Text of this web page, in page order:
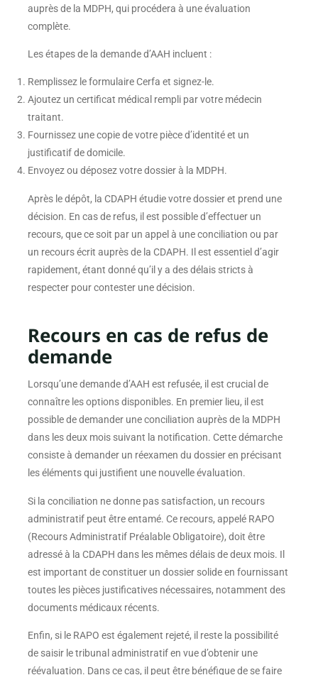
auprès de la MDPH, qui procédera à une évaluation
complète.
Les étapes de la demande d’AAH incluent :
Remplissez le formulaire Cerfa et signez-le.
Ajoutez un certificat médical rempli par votre médecin
traitant.
Fournissez une copie de votre pièce d’identité et un
justificatif de domicile.
Envoyez ou déposez votre dossier à la MDPH.
Après le dépôt, la CDAPH étudie votre dossier et prend une
décision. En cas de refus, il est possible d’effectuer un
recours, que ce soit par un appel à une conciliation ou par
un recours écrit auprès de la CDAPH. Il est essentiel d’agir
rapidement, étant donné qu’il y a des délais stricts à
respecter pour contester une décision.
Recours en cas de refus de
demande
Lorsqu’une demande d’AAH est refusée, il est crucial de
connaître les options disponibles. En premier lieu, il est
possible de demander une conciliation auprès de la MDPH
dans les deux mois suivant la notification. Cette démarche
consiste à demander un réexamen du dossier en précisant
les éléments qui justifient une nouvelle évaluation.
Si la conciliation ne donne pas satisfaction, un recours
administratif peut être entamé. Ce recours, appelé RAPO
(Recours Administratif Préalable Obligatoire), doit être
adressé à la CDAPH dans les mêmes délais de deux mois. Il
est important de constituer un dossier solide en fournissant
toutes les pièces justificatives nécessaires, notamment des
documents médicaux récents.
Enfin, si le RAPO est également rejeté, il reste la possibilité
de saisir le tribunal administratif en vue d’obtenir une
réévaluation. Dans ce cas, il peut être bénéfique de se faire